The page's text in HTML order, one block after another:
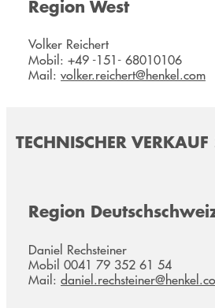
Region West
Volker Reichert
Mobil: +49 -151- 68010106
Mail: volker.reichert@henkel.com
TECHNISCHER
Region
Daniel Rechsteiner
Mobil 0041 79 352 61 54
Mail: